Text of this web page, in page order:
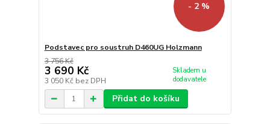
- 2 %
Podstavec pro soustruh D460UG Holzmann
3 756 Kč
3 690 Kč
3 050 Kč bez DPH
Skladem u
dodavatele
Přidat do košíku